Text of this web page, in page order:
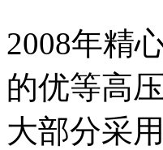
2008年精
的优等高
大部分采